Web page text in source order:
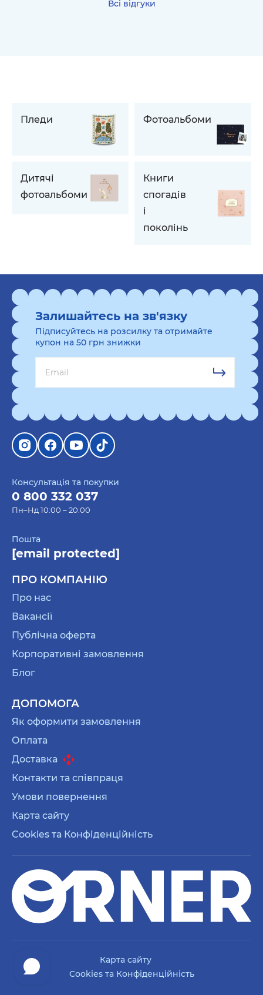
Всі відгуки
Пледи Фотоальбоми
Дитячі
фотоальбоми
Книги
спогадів
і
поколінь
Консультація та покупки
0 800 332 037
Пн–Нд 10:00 – 20:00
Пошта
[email protected]
ПРО КОМПАНІЮ
Про нас
Вакансії
Публічна оферта
Корпоративні замовлення
Блог
ДОПОМОГА
Як оформити замовлення
Оплата
Доставка
Контакти та співпраця
Умови повернення
Карта сайту
Cookies та Конфіденційність
Залишайтесь на зв'язку
Підписуйтесь на розсилку та отримайте
купон на 50 грн знижки
Карта сайту
Cookies та Конфіденційність